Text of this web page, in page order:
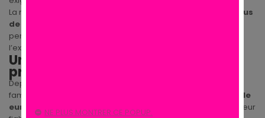
La marque
est distribuée par Cuisine des Pros depuis plus
de 15 ans
performants et un accompagnement métier construit sur
l’expérience et la proximité avec les utilisateurs CHR.
Une histoire industrielle et une
présence forte en Europe
Depuis plus d’un siècle, Bartscher a évolué d’une entreprise
familiale vers un acteur majeur de la
cuisine professionnelle
européenne
, reconnu pour la solidité de ses équipements, leur
NE PLUS MONTRER CE POPUP.